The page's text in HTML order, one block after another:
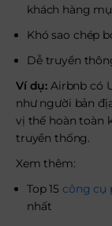
khách hàng
Khó sao chép
Dễ truyền
Ví dụ:Airbnb có
như người bản
vị thế hoàn toàn
truyền thống.
Xem thêm:
Top 15công cụ
nhất